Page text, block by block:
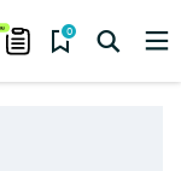
0